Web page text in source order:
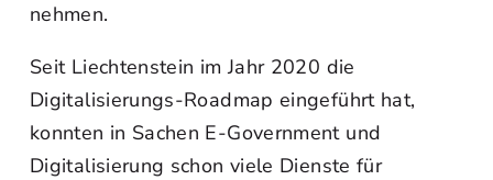
nehmen.
Seit Liechtenstein im Jahr 2020 die
Digitalisierungs-Roadmap eingeführt hat,
konnten in Sachen E-Government und
Digitalisierung schon viele Dienste für